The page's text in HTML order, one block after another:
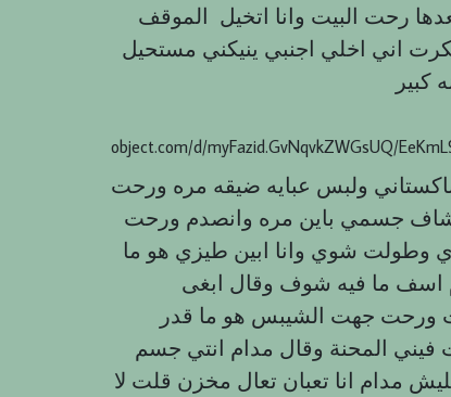
رحت البيت وانا اتخيل الموقف
اني اخلي اجنبي ينيكني مستحيل
object.com/d/myFazid.GvNqvkZWGsUQ/
ولبس عبايه ضيقه مره ورحت
وشاف جسمي باين مره وانصدم ورحت
وطولت شوي وانا ابين طيزي هو ما
اسف ما فيه شوف وقال ابغى
ورحت جهت الشيبس هو ما قدر
المحنة وقال مدام انتي جسم
مدام انا تعبان تعال مخزن قلت لا